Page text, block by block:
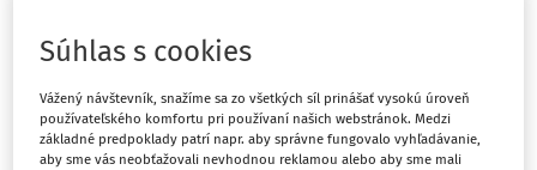
Filter
Súhlas s cookies
Vážený návštevník, snažíme sa zo všetkých síl prinášať vysokú úroveň
používateľského komfortu pri používaní našich webstránok. Medzi
základné predpoklady patrí napr. aby správne fungovalo vyhľadávanie,
aby sme vás neobťažovali nevhodnou reklamou alebo aby sme mali